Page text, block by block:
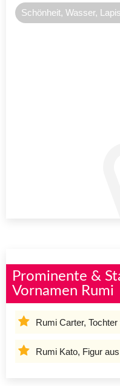
Schönheit, Wasser,
Prominente &
Vornamen Rumi
Rumi Carter,
Rumi Kato, Figur